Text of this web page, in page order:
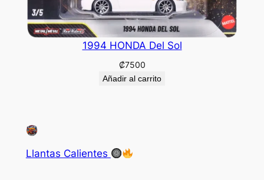
1994 HONDA Del Sol
₡7500
Añadir al carrito
Llantas Calientes